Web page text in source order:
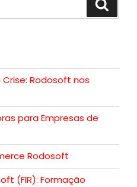
Rodosoft nos
para Empresas de
Rodosoft
(FIR): Formação